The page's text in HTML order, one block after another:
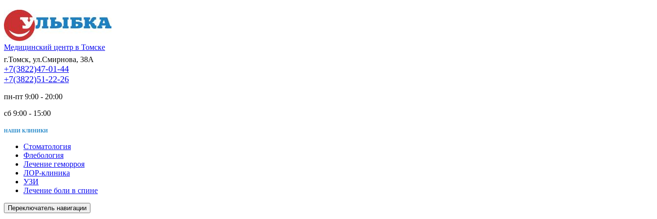
Медицинский центр в Томске
г.Томск, ул.Смирнова, 38А
+7(3822)47-01-44
+7(3822)51-22-26
пн-пт 9:00 - 20:00
сб 9:00 - 15:00
НАШИ КЛИНИКИ
Стоматология
Флебология
Лечение геморроя
ЛОР-клиника
УЗИ
Лечение боли в спине
Переключатель навигации